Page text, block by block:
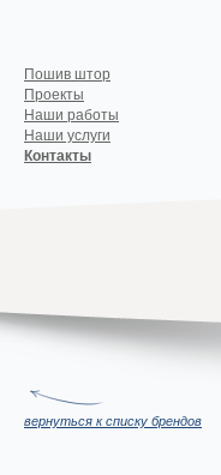
Пошив штор
Проекты
Наши работы
Наши услуги
Контакты
вернуться к списку брендов